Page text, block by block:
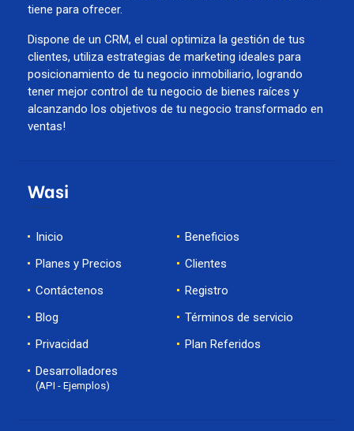
tiene para ofrecer.
Dispone de un CRM, el cual optimiza la gestión de tus
clientes, utiliza estrategias de marketing ideales para
posicionamiento de tu negocio inmobiliario, logrando
tener mejor control de tu negocio de bienes raíces y
alcanzando los objetivos de tu negocio transformado en
ventas!
Wasi
Inicio
Beneficios
Planes y Precios
Clientes
Contáctenos
Registro
Blog
Términos de servicio
Privacidad
Plan Referidos
Desarrolladores
(API - Ejemplos)